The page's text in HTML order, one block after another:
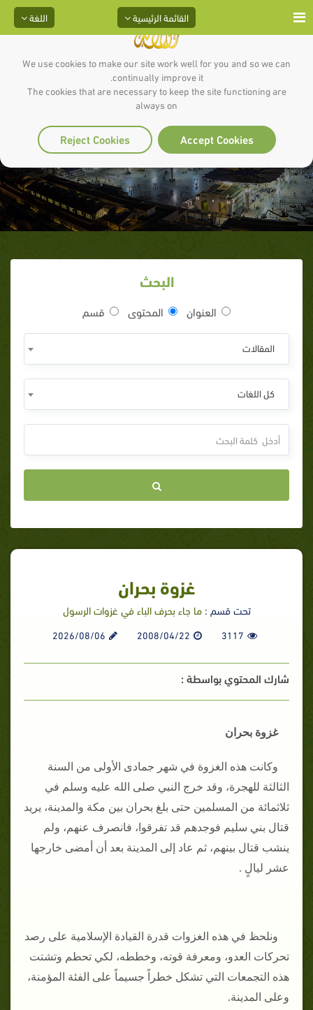
We use cookies to make our site work well for you and so we can
continually improve it.
The cookies that are necessary to keep the site functioning are
always on
Accept Cookies
Reject Cookies
اللغة القائمة الرئيسية
غزوة بحران
البحث
العنوان المحتوى قسم
المقالات
كل اللغات
غزوة بحران
تحت قسم :ما جاء بحرف الباء في غزوات الرسول
3117
2008/04/22
2026/08/06
شارك المحتوي بواسطة :
غزوة بحران
وكانت هذه الغزوة في شهر جمادى الأولى من السنة
الثالثة للهجرة، وقد خرج النبي صلى الله عليه وسلم في
ثلاثمائة من المسلمين حتى بلغ بحران بين مكة والمدينة، يريد
قتال بني سليم فوجدهم قد تفرقوا، فانصرف عنهم، ولم
ينشب قتال بينهم، ثم عاد إلى المدينة بعد أن أمضى خارجها
عشر ليالٍ .
ونلحظ في هذه الغزوات قدرة القيادة الإسلامية على رصد
تحركات العدو، ومعرفة قوته، وخططه، لكي تحطم وتشتت
هذه التجمعات التي تشكل خطراً جسيماً على الفئة المؤمنة،
وعلى المدينة.